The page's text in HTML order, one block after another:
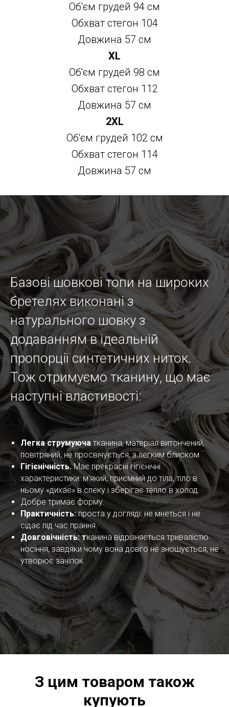
Об'єм грудей 94 cм
Обхват стегон 104
Довжина 57 см
XL
Об'єм грудей 98 cм
Обхват стегон 112
Довжина 57 см
2XL
Об'єм грудей 102 см
Обхват стегон 114
Довжина 57 см
Базові шовкові топи на широких
бретелях виконані з
натурального шовку з
додаванням в ідеальній
пропорції синтетичних ниток.
Тож отримуємо тканину, що має
наступні властивості:
Легка струмуюча тканина, матеріал витончений,
повітряний, не просвічується, з легким блиском
Гігієнічність.Має прекрасні гігієнічні
характеристики: м'який, приємний до тіла, тіло в
ньому «дихає» в спеку і зберігає тепло в холод.
Добре тримає форму.
Практичність:проста у догляді: не мнеться і не
сідає під час прання.
Довговічність: тканина відрізняється тривалістю
носіння, завдяки чому вона довго не зношується, не
утворює зачіпок
З цим товаром також
купують